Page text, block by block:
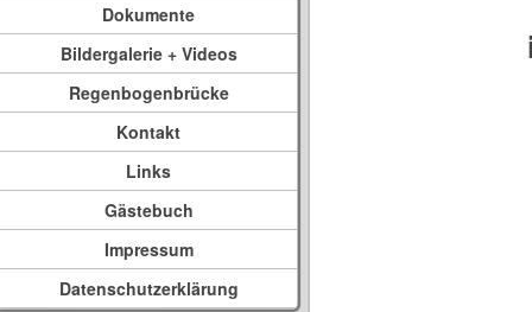
Dokumente
Bildergalerie + Videos
Regenbogenbrücke
Kontakt
Links
Gästebuch
Impressum
Datenschutzerklärung